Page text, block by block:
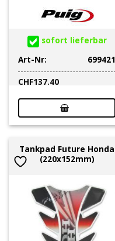
sofort lieferbar
Art-Nr:
699421
CHF137.40
Tankpad Future Honda
(220x152mm)